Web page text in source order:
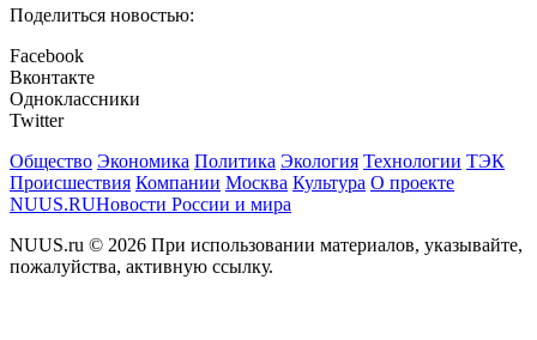
Поделиться новостью:
Facebook
Вконтакте
Одноклассники
Twitter
Общество Экономика Политика Экология Технологии ТЭК
Происшествия Компании Москва Культура О проекте
NUUS.RUНовости России и мира
NUUS.ru © 2026 При использовании материалов, указывайте,
пожалуйства, активную ссылку.